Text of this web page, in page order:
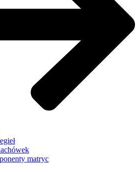
matryc